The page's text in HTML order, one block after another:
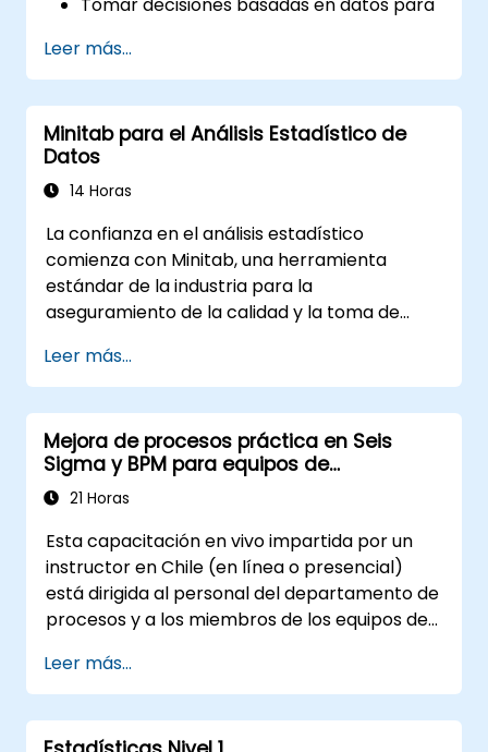
Implementar proyectos de ciencia de
datos de extremo a extremo.
Leer más...
Minitab para el Análisis Estadístico de
Datos
14 Horas
La confianza en el análisis estadístico
comienza con Minitab, una herramienta
estándar de la industria para la
aseguramiento de la calidad y la toma de
fundamentales en estadística descriptiva,
modelado de distribuciones, métodos de
regresión, diseño experimental y gráficas de
control para la monitorización de procesos.
Equipa a los profesionales para implementar
intervalos de confianza, pruebas de hipótesis
revelen señales accionables dentro de
conjuntos de datos complejos.
Leer más...
Mejora de procesos práctica en Seis
Sigma y BPM para equipos de
operaciones
21 Horas
Esta capacitación en vivo impartida por un
instructor en Chile (en línea o presencial)
está dirigida al personal del departamento de
procesos y a los miembros de los equipos de
prácticas de mejora de procesos utilizando
los principios de Seis Sigma y el modelado
BPMN 2.0.
Leer más...